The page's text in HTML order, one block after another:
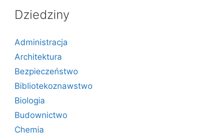
Dziedziny
Administracja
Architektura
Bezpieczeństwo
Bibliotekoznawstwo
Biologia
Budownictwo
Chemia